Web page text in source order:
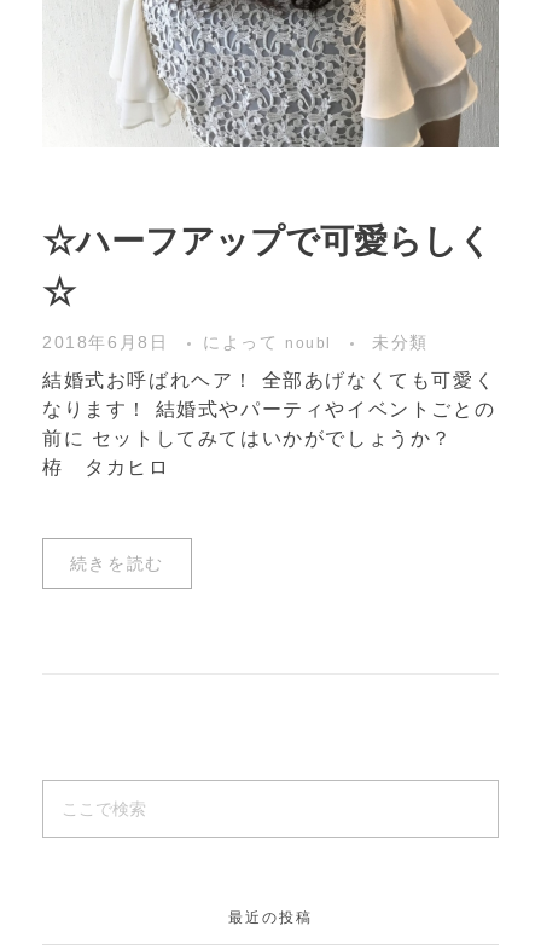
☆ハーフアップで可愛らしく
☆
2018年6月8日 によって noubl 未分類
結婚式お呼ばれヘア！ 全部あげなくても可愛く
なります！ 結婚式やパーティやイベントごとの
前に セットしてみてはいかがでしょうか？
栫 タカヒロ
続きを読む
最近の投稿